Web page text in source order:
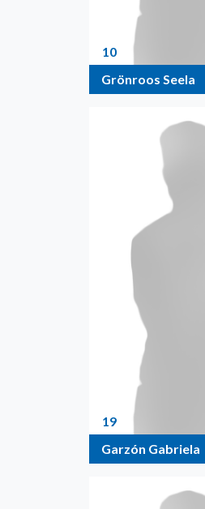
10
Grönroos Seela
19
Garzón Gabriela